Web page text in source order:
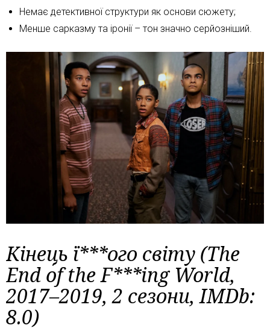
Немає детективної структури як основи сюжету;
Менше сарказму та іронії – тон значно серйозніший.
Кінець ї***ого світу (The
End of the F***ing World,
2017–2019, 2 сезони, IMDb:
8.0)